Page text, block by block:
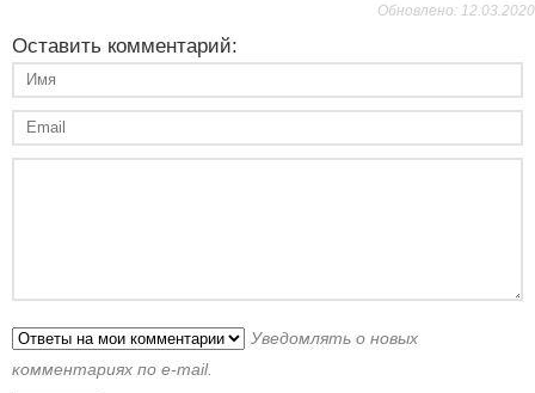
Обновлено: 12.03.2020
Оставить комментарий:
Уведомлять о новых
комментариях по e-mail.